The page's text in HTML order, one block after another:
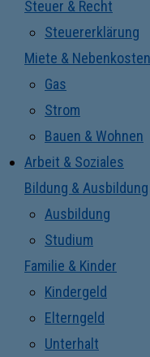
Steuer & Recht
Steuererklärung
Miete & Nebenkosten
Gas
Strom
Bauen & Wohnen
Arbeit & Soziales
Bildung & Ausbildung
Ausbildung
Studium
Familie & Kinder
Kindergeld
Elterngeld
Unterhalt